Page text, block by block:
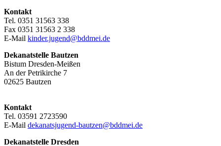
Kontakt
Tel. 0351 31563 338
Fax 0351 31563 2 338
E-Mail kinder.jugend@bddmei.de
Dekanatstelle Bautzen
Bistum Dresden-Meißen
An der Petrikirche 7
02625 Bautzen
Kontakt
Tel. 03591 2723590
E-Mail dekanatsjugend-bautzen@bddmei.de
Dekanatstelle Dresden